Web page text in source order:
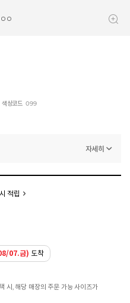
색상코드 099
자세히
는 차이가 있을 수 있습니다.
적립
07.금) 도착
시, 해당 매장의 주문 가능 사이즈가